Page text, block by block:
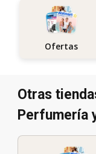
Ofertas
Otras
Perfumería